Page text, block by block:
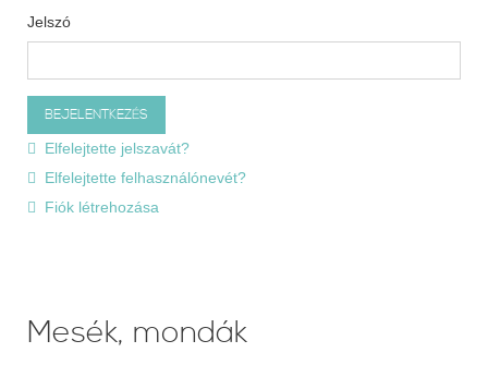
Jelszó
Elfelejtette jelszavát?
Elfelejtette felhasználónevét?
Fiók létrehozása
Mesék, mondák